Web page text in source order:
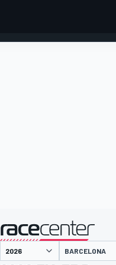
BARCELONA